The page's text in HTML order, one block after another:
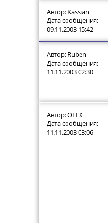
Автор: Kassian
Дата сообщения:
09.11.2003 15:42
Автор: Ruben
Дата сообщения:
11.11.2003 02:30
Автор: OLEX
Дата сообщения:
11.11.2003 03:06